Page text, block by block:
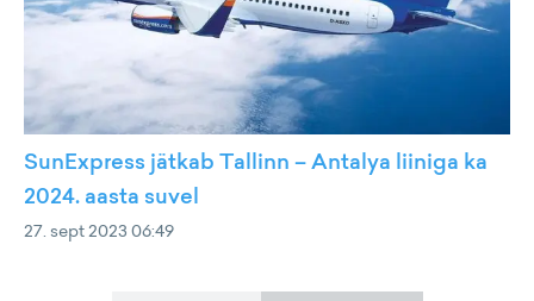
SunExpress jätkab Tallinn – Antalya liiniga ka
2024. aasta suvel
27. sept 2023 06:49